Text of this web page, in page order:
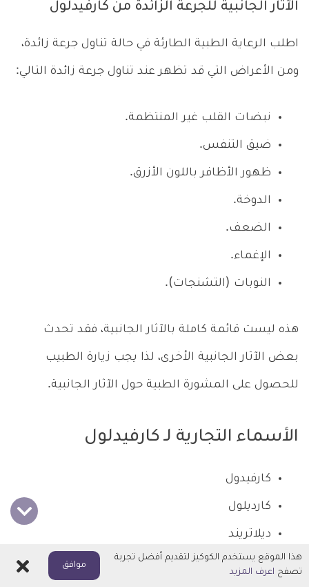
الآثار الجانبية للجرعة الزائدة من كارفيدلول
اطلب الرعاية الطبية الطارئة في حالة تناول جرعة زائدة،
ومن الأعراض التي قد تظهر عند تناول جرعة زائدة التالي:
نبضات القلب غير المنتظمة.
ضيق التنفس.
ظهور الأظافر باللون الأزرق.
الدوخة.
الضعف.
الإغماء.
النوبات (التشنجات).
هذه ليست قائمة كاملة بالآثار الجانبية، فقد تحدث
بعض الآثار الجانبية الأخرى، لذا يجب زيارة الطبيب
للحصول على المشورة الطبية حول الآثار الجانبية.
الأسماء التجارية لـ كارفيدلول
كارفيدول
كارديلول
ديلاتريند
اقراص ديلاتريند
هذا الموقع يستخدم الكوكيز لتقديم أفضل تجربة
تصفح اعرف المزيد
موافق اغلاق